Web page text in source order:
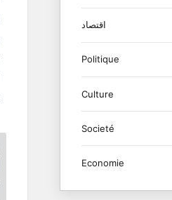
اقتصاد
Politique
Culture
Societé
Economie